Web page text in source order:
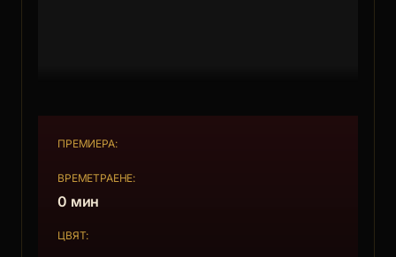
ПРЕМИЕРА:
ВРЕМЕТРАЕНЕ:
0 мин
ЦВЯТ: